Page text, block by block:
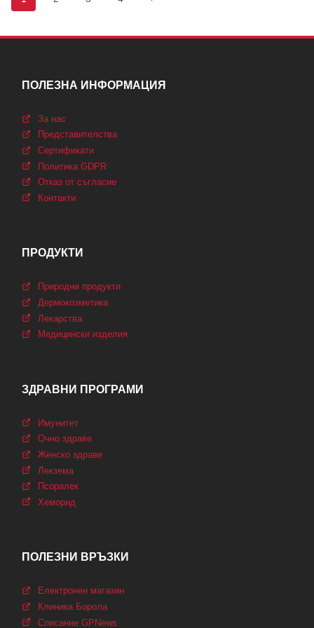
на
страницата
ПОЛЕЗНА ИНФОРМАЦИЯ
За нас
Представителства
Сертификати
Политика GDPR
Отказ от съгласие
Контакти
ПРОДУКТИ
Природни продукти
Дермокозметика
Лекарства
Медицински изделия
ЗДРАВНИ ПРОГРАМИ
Имунитет
Очно здраве
Женско здраве
Лекзема
Псоралек
Хеморид
ПОЛЕЗНИ ВРЪЗКИ
Електронен магазин
Клиника Борола
Списание GPNews